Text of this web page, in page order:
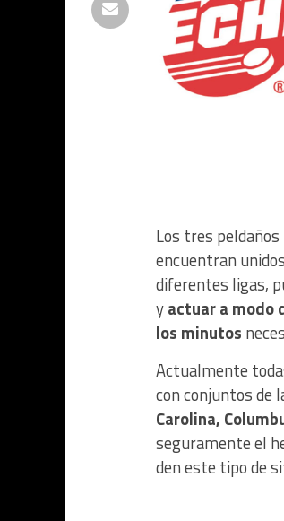
Los tres
encuentran
diferentes ligas,
yactuar a modo
los minutos
Actualmente
con conjuntos de
Carolina,
seguramente el
den este tipo de